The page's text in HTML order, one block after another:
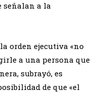
señalan a la
orden ejecutiva «no
a una persona que
subrayó, es
de que «el